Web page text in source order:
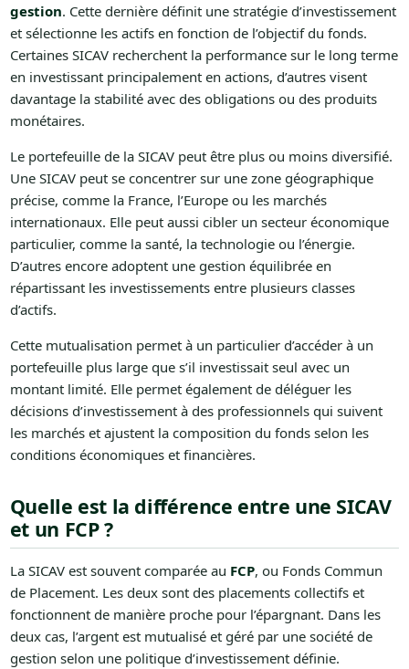
gestion. Cette dernière définit une stratégie d’investissement
et sélectionne les actifs en fonction de l’objectif du fonds.
Certaines SICAV recherchent la performance sur le long terme
en investissant principalement en actions, d’autres visent
davantage la stabilité avec des obligations ou des produits
monétaires.
Le portefeuille de la SICAV peut être plus ou moins diversifié.
Une SICAV peut se concentrer sur une zone géographique
précise, comme la France, l’Europe ou les marchés
internationaux. Elle peut aussi cibler un secteur économique
particulier, comme la santé, la technologie ou l’énergie.
D’autres encore adoptent une gestion équilibrée en
répartissant les investissements entre plusieurs classes
d’actifs.
Cette mutualisation permet à un particulier d’accéder à un
portefeuille plus large que s’il investissait seul avec un
montant limité. Elle permet également de déléguer les
décisions d’investissement à des professionnels qui suivent
les marchés et ajustent la composition du fonds selon les
conditions économiques et financières.
Quelle est la différence entre une SICAV
et un FCP ?
La SICAV est souvent comparée au FCP, ou Fonds Commun
de Placement. Les deux sont des placements collectifs et
fonctionnent de manière proche pour l’épargnant. Dans les
deux cas, l’argent est mutualisé et géré par une société de
gestion selon une politique d’investissement définie.